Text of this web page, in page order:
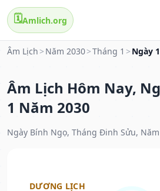
🗓️Amlich.org
Âm Lịch > Năm 2030>Tháng 1 > Ngày
Âm Lịch Hôm Nay,
1 Năm 2030
Ngày Bính Ngọ, Tháng Đinh Sửu, Năm
DƯƠNG LỊCH